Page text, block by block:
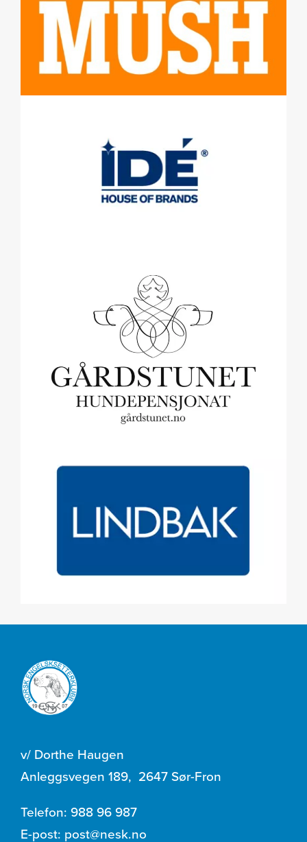
v/ Dorthe Haugen
Anleggsvegen 189, 2647 Sør-Fron
Telefon: 988 96 987
E-post: post@nesk.no